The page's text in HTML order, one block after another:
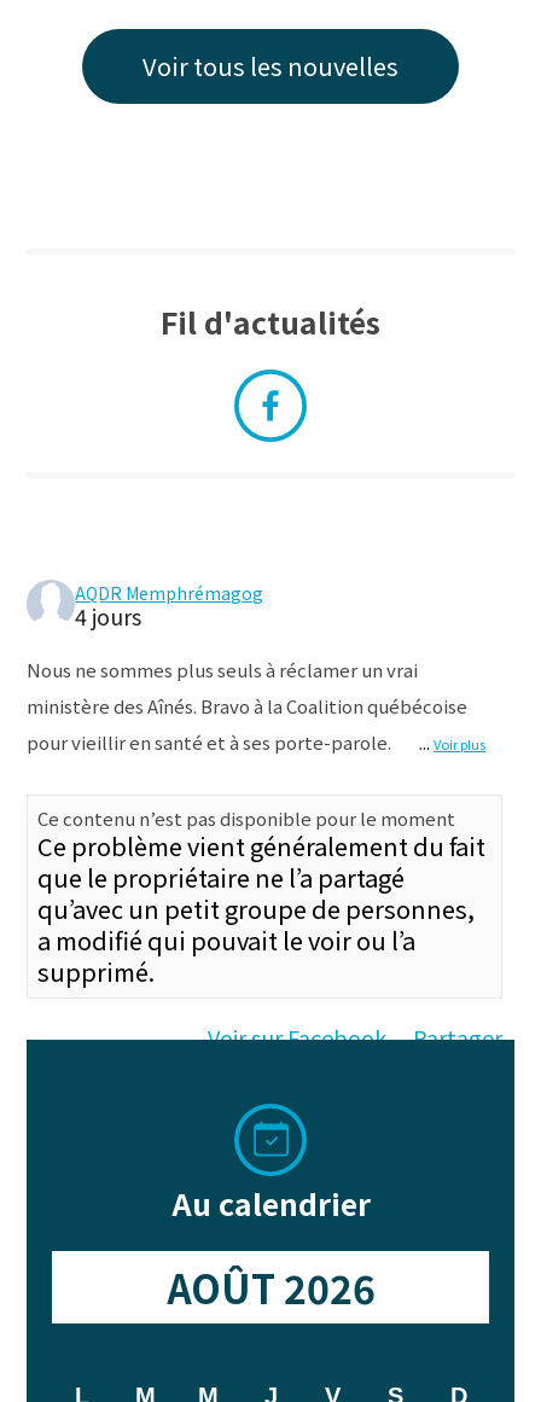
Voir tous les nouvelles
Fil d'actualités
AQDR Memphrémagog
4 jours
Nous ne sommes plus seuls à réclamer un vrai
ministère des Aînés. Bravo à la Coalition québécoise
pour vieillir en santé et à ses porte-parole.
...Voir plus
Ce contenu n’est pas disponible pour le moment
Ce problème vient généralement du fait
que le propriétaire ne l’a partagé
qu’avec un petit groupe de personnes,
a modifié qui pouvait le voir ou l’a
supprimé.
Voir sur Facebook · Partager
AQDR Memphrémagog
Au calendrier
AOÛT 2026